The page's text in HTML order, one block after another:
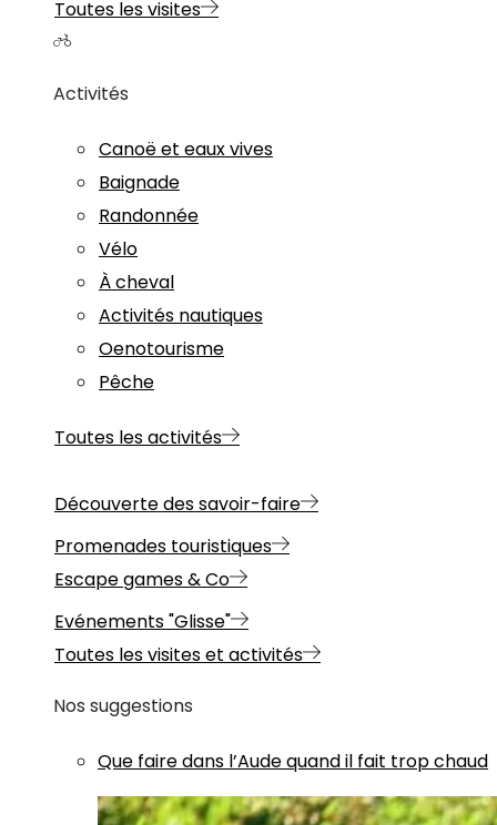
Toutes les visites
Activités
Canoë et eaux vives
Baignade
Randonnée
Vélo
À cheval
Activités nautiques
Oenotourisme
Pêche
Toutes les activités
Découverte des savoir-faire
Promenades touristiques
Escape games & Co
Evénements "Glisse"
Toutes les visites et activités
Nos suggestions
Que faire dans l’Aude quand il fait trop chaud